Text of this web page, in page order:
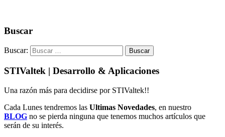
Buscar
Buscar:
STIValtek | Desarrollo & Aplicaciones
Una razón más para decidirse por STIValtek!!
Cada Lunes tendremos las Ultimas Novedades, en nuestro
BLOG no se pierda ninguna que tenemos muchos artículos que
serán de su interés.